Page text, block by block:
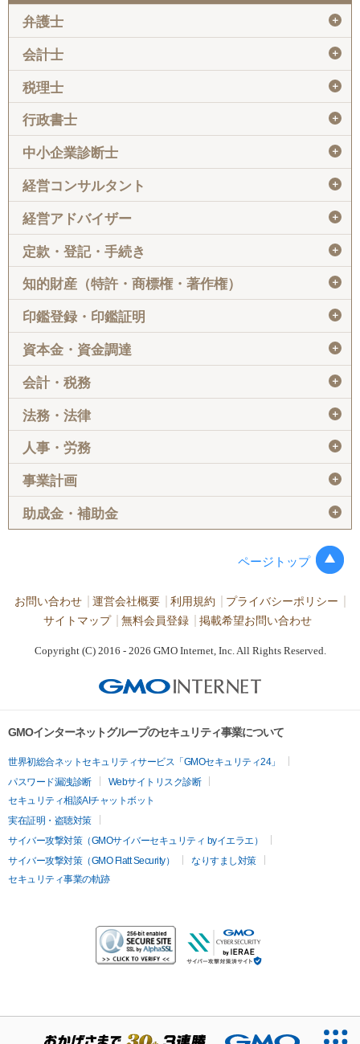
弁護士 ＋
会計士 ＋
税理士 ＋
行政書士 ＋
中小企業診断士 ＋
経営コンサルタント ＋
経営アドバイザー ＋
定款・登記・手続き ＋
知的財産（特許・商標権・著作権） ＋
印鑑登録・印鑑証明 ＋
資本金・資金調達 ＋
会計・税務 ＋
法務・法律 ＋
人事・労務 ＋
事業計画 ＋
助成金・補助金 ＋
ページトップ
お問い合わせ 運営会社概要 利用規約
プライバシーポリシー
サイトマップ
無料会員登録 掲載希望お問い合わせ
Copyright (C) 2016 - 2026 GMO Internet, Inc. All Rights Reserved.
GMOインターネットグループのセキュリティ事業について
世界初総合ネットセキュリティサービス「GMOセキュリティ24」
パスワード漏洩診断
Webサイトリスク診断
セキュリティ相談AIチャットボット
実在証明・盗聴対策
サイバー攻撃対策（GMOサイバーセキュリティ byイエラエ）
サイバー攻撃対策（GMO Flatt Security）
なりすまし対策
セキュリティ事業の軌跡